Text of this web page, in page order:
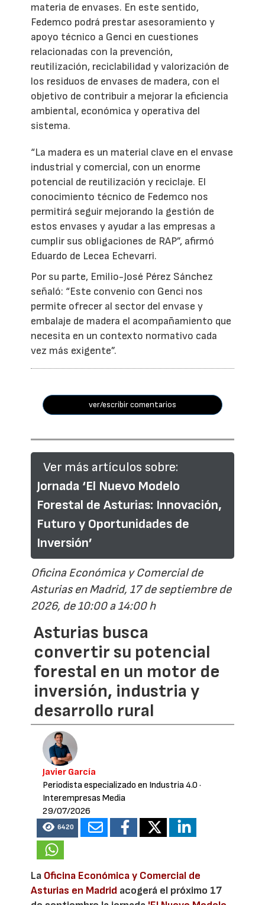
materia de envases. En este sentido,
Fedemco podrá prestar asesoramiento y
apoyo técnico a Genci en cuestiones
relacionadas con la prevención,
reutilización, reciclabilidad y valorización de
los residuos de envases de madera, con el
objetivo de contribuir a mejorar la eficiencia
ambiental, económica y operativa del
sistema.
“La madera es un material clave en el envase
industrial y comercial, con un enorme
potencial de reutilización y reciclaje. El
conocimiento técnico de Fedemco nos
permitirá seguir mejorando la gestión de
estos envases y ayudar a las empresas a
cumplir sus obligaciones de RAP”, afirmó
Eduardo de Lecea Echevarri.
Por su parte, Emilio-José Pérez Sánchez
señaló: “Este convenio con Genci nos
permite ofrecer al sector del envase y
embalaje de madera el acompañamiento que
necesita en un contexto normativo cada
vez más exigente”.
ver/escribir comentarios
Ver más artículos sobre:
Jornada ‘El Nuevo Modelo
Forestal de Asturias: Innovación,
Futuro y Oportunidades de
Inversión’
Oficina Económica y Comercial de
Asturias en Madrid, 17 de septiembre de
2026, de 10:00 a 14:00 h
Asturias busca
convertir su potencial
forestal en un motor de
inversión, industria y
desarrollo rural
Javier García
Periodista especializado en Industria 4.0 ·
Interempresas Media
29/07/2026
6420
La Oficina Económica y Comercial de
Asturias en Madrid acogerá el próximo 17